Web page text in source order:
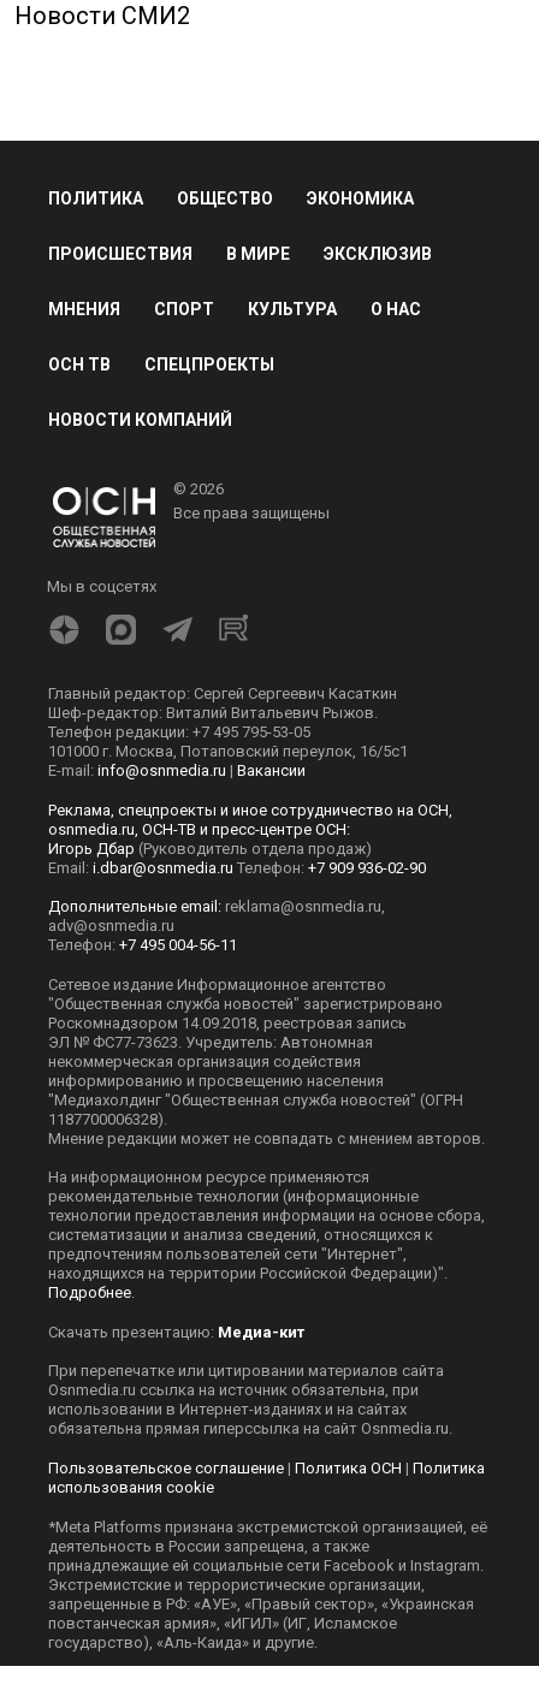
Новости СМИ2
ПОЛИТИКА ОБЩЕСТВО ЭКОНОМИКА
ПРОИСШЕСТВИЯ В МИРЕ ЭКСКЛЮЗИВ
МНЕНИЯ СПОРТ КУЛЬТУРА О НАС
ОСН ТВ СПЕЦПРОЕКТЫ
НОВОСТИ КОМПАНИЙ
© 2026
Все права защищены
Мы в соцсетях
Главный редактор: Сергей Сергеевич Касаткин
Шеф-редактор: Виталий Витальевич Рыжов.
Телефон редакции: +7 495 795-53-05
101000 г. Москва, Потаповский переулок, 16/5с1
E-mail: info@osnmedia.ru | Вакансии
Реклама, спецпроекты и иное сотрудничество на ОСН,
osnmedia.ru, ОСН-ТВ и пресс-центре ОСН:
Игорь Дбар (Руководитель отдела продаж)
Email: i.dbar@osnmedia.ru Телефон: +7 909 936-02-90
Дополнительные email: reklama@osnmedia.ru,
adv@osnmedia.ru
Телефон: +7 495 004-56-11
Сетевое издание Информационное агентство
"Общественная служба новостей" зарегистрировано
Роскомнадзором 14.09.2018, реестровая запись
ЭЛ № ФС77-73623. Учредитель: Автономная
некоммерческая организация содействия
информированию и просвещению населения
"Медиахолдинг "Общественная служба новостей" (ОГРН
1187700006328).
Мнение редакции может не совпадать с мнением авторов.
На информационном ресурсе применяются
рекомендательные технологии (информационные
технологии предоставления информации на основе сбора,
систематизации и анализа сведений, относящихся к
предпочтениям пользователей сети "Интернет",
находящихся на территории Российской Федерации)".
Подробнее.
Скачать презентацию: Медиа-кит
При перепечатке или цитировании материалов сайта
Оsnmedia.ru ссылка на источник обязательна, при
использовании в Интернет-изданиях и на сайтах
обязательна прямая гиперссылка на сайт Оsnmedia.ru.
Пользовательское соглашение | Политика ОСН | Политика
использования cookie
*Meta Platforms признана экстремистской организацией, её
деятельность в России запрещена, а также
принадлежащие ей социальные сети Facebook и Instagram.
Экстремистские и террористические организации,
запрещенные в РФ: «АУЕ», «Правый сектор», «Украинская
повстанческая армия», «ИГИЛ» (ИГ, Исламское
государство), «Аль-Каида» и другие.